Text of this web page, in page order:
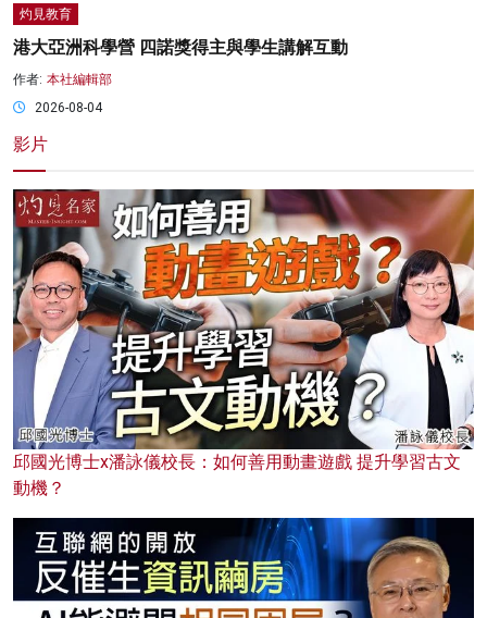
灼見教育
港大亞洲科學營 四諾獎得主與學生講解互動
作者: 本社編輯部
2026-08-04
影片
邱國光博士x潘詠儀校長：如何善用動畫遊戲 提升學習古文
動機？